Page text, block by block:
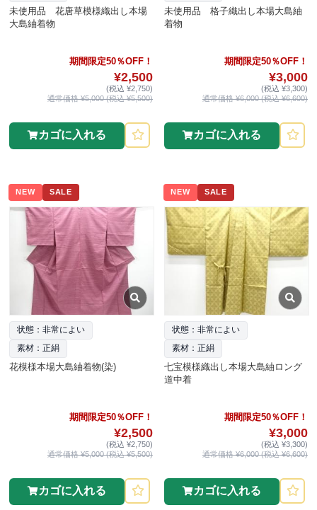
未使用品 花唐草模様織出し本場
大島紬着物
期間限定50％OFF！
¥2,500
(税込 ¥2,750)
通常価格 ¥5,000 (税込 ¥5,500)
カゴに入れる
未使用品 格子織出し本場大島紬
着物
期間限定50％OFF！
¥3,000
(税込 ¥3,300)
通常価格 ¥6,000 (税込 ¥6,600)
カゴに入れる
NEW SALE
状態：非常によい
素材：正絹
花模様本場大島紬着物(染)
期間限定50％OFF！
¥2,500
(税込 ¥2,750)
通常価格 ¥5,000 (税込 ¥5,500)
カゴに入れる
NEW SALE
状態：非常によい
素材：正絹
七宝模様織出し本場大島紬ロング
道中着
期間限定50％OFF！
¥3,000
(税込 ¥3,300)
通常価格 ¥6,000 (税込 ¥6,600)
カゴに入れる